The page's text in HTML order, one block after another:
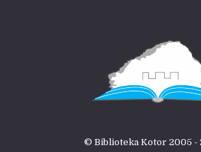
© Biblioteka Kotor 2005 -